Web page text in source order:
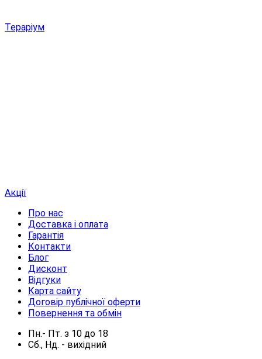
Тераріум
Акції
Про нас
Доставка і оплата
Гарантія
Контакти
Блог
Дисконт
Відгуки
Карта сайту
Договір публічної оферти
Повернення та обмін
Пн.- Пт. з 10 до 18
Сб., Нд. - вихідний